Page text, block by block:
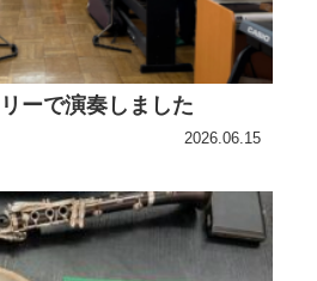
ーで演奏しました
2026.06.15